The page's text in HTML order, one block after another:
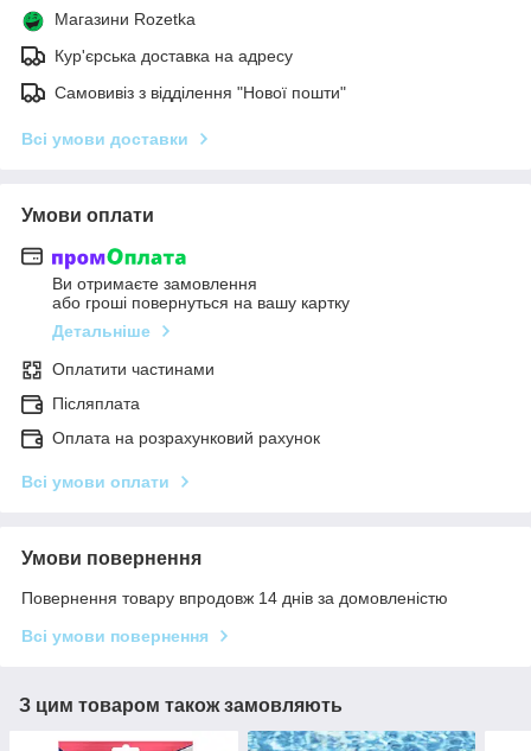
Магазини Rozetka
Кур'єрська доставка на адресу
Самовивіз з відділення "Нової пошти"
Всі умови доставки
Умови оплати
Ви отримаєте замовлення
або гроші повернуться на вашу картку
Детальніше
Оплатити частинами
Післяплата
Оплата на розрахунковий рахунок
Всі умови оплати
Умови повернення
Повернення товару впродовж 14 днів за домовленістю
Всі умови повернення
З цим товаром також замовляють